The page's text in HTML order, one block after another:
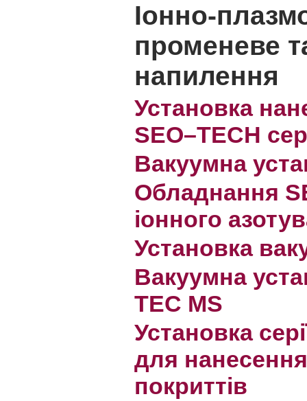
Іонно-
променеве
напилення
Установка
SEO–TECH
Вакуумна
Обладнання
іонного
Установка
Вакуумна
ТЕС MS
Установка
для
покриттів